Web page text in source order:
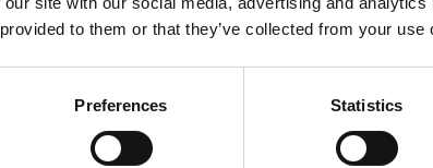
to them or that they’ve collected from your
Preferences Statistics
Tillbaka till Sverek